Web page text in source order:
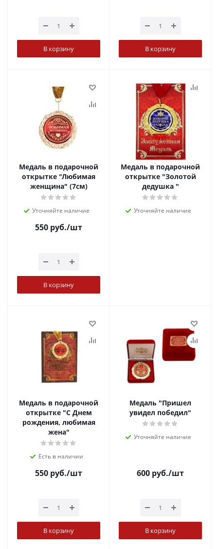
В корзину В корзину
Медаль в подарочной
открытке "Любимая
женщина" (7см)
Уточняйте наличие
550 руб./шт
В корзину
Медаль в подарочной
открытке "Золотой
дедушка "
Уточняйте наличие
Медаль в подарочной
открытке "С Днем
рождения, любимая
жена"
Есть в наличии
550 руб./шт
В корзину
Медаль "Пришел
увидел победил"
Уточняйте наличие
600 руб./шт
В корзину